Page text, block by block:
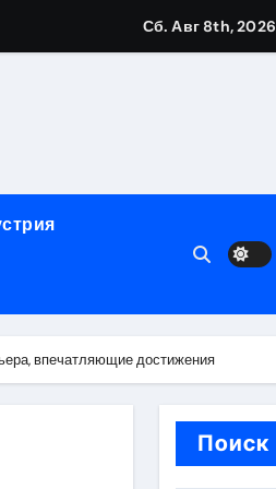
оформления сделки
Сб. Авг 8th, 2026
впечатляющие достижения
Поиск